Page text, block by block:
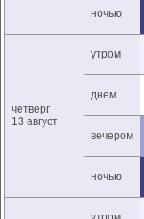
ночью
четверг
13 август
утром
днем
вечером
ночью